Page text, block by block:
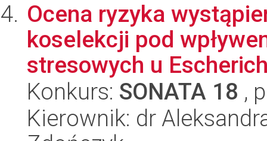
Ocena ryzyka
koselekcji pod
stresowych u
Konkurs: SONATA 18 ,
Kierownik: dr